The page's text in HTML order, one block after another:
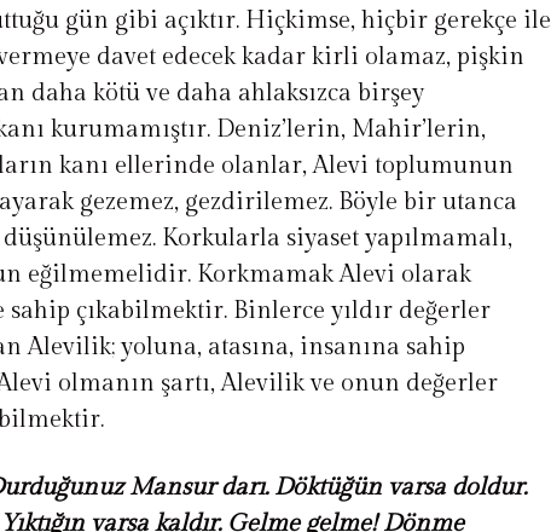
gün gibi açıktır. Hiçkimse, hiçbir gerekçe ile
davet edecek kadar kirli olamaz, pişkin
daha kötü ve daha ahlaksızca birşey
kurumamıştır. Deniz’lerin, Mahir’lerin,
kanı ellerinde olanlar, Alevi toplumunun
gezemez, gezdirilemez. Böyle bir utanca
Korkularla siyaset yapılmamalı,
eğilmemelidir. Korkmamak Alevi olarak
çıkabilmektir. Binlerce yıldır değerler
Alevilik; yoluna, atasına, insanına sahip
olmanın şartı, Alevilik ve onun değerler
Mansur darı. Döktüğün varsa doldur.
varsa kaldır. Gelme gelme! Dönme